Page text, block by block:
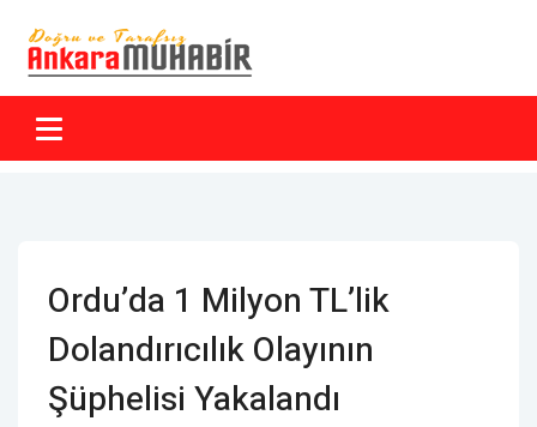
Ordu’da 1 Milyon TL’lik
Dolandırıcılık Olayının
Şüphelisi Yakalandı